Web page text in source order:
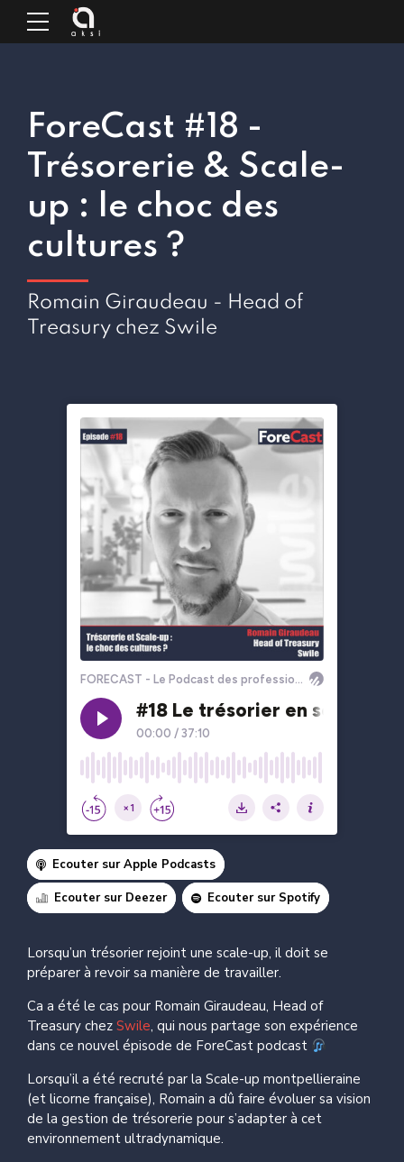
ForeCast #18 -
Trésorerie & Scale-
up : le choc des
cultures ?
Romain Giraudeau - Head of
Treasury chez Swile
Ecouter sur Apple Podcasts
Ecouter sur Deezer Ecouter sur Spotify
Lorsqu’un trésorier rejoint une scale-up, il doit se
préparer à revoir sa manière de travailler.
Ca a été le cas pour Romain Giraudeau, Head of
Treasury chez Swile, qui nous partage son expérience
dans ce nouvel épisode de ForeCast podcast
Lorsqu’il a été recruté par la Scale-up montpellieraine
(et licorne française), Romain a dû faire évoluer sa vision
de la gestion de trésorerie pour s’adapter à cet
environnement ultradynamique.